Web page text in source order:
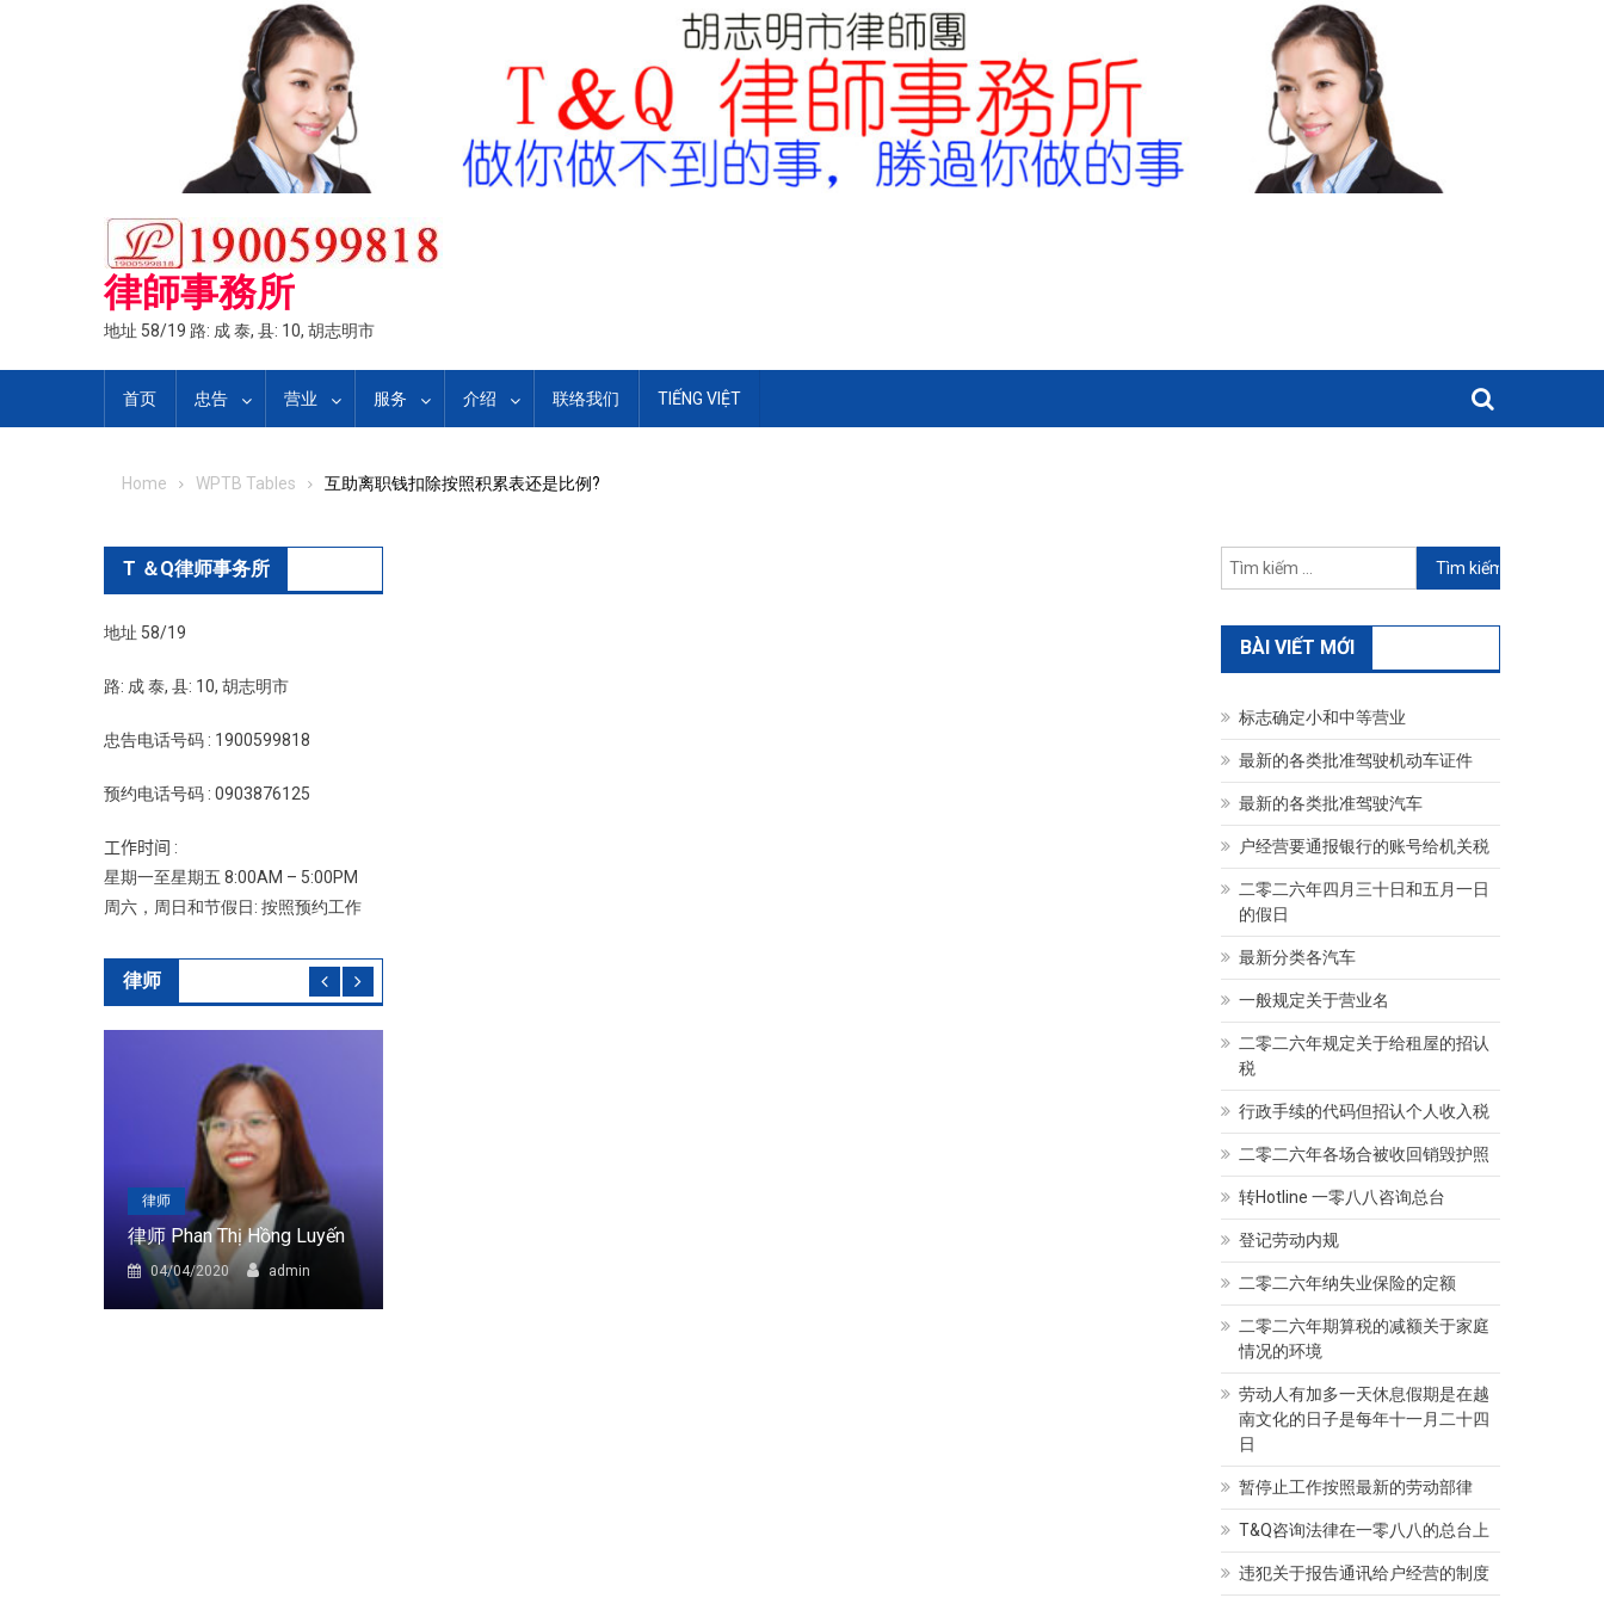
律師事務所
地址 58/19 路: 成 泰, 县: 10, 胡志明市
首页 忠告 营业 服务 介绍 联络我们 TIẾNG VIỆT
Home WPTB Tables 互助离职钱扣除按照积累表还是比例?
T ＆Q律师事务所
地址 58/19
路: 成 泰, 县: 10, 胡志明市
忠告电话号码 : 1900599818
预约电话号码 : 0903876125
工作时间 :
星期一至星期五 8:00AM – 5:00PM
周六，周日和节假日: 按照预约工作
律师
律师
律师 Phan Thị Hồng Luyến
04/04/2020 admin
律师
律师 Mộng Huyền
04/04/2020
Tìm
kiếm
BÀI VIẾT MỚI
标志确定小和中等营业
最新的各类批准驾驶机动车证件
最新的各类批准驾驶汽车
户经营要通报银行的账号给机关税
二零二六年四月三十日和五月一日
的假日
最新分类各汽车
一般规定关于营业名
二零二六年规定关于给租屋的招认
税
行政手续的代码但招认个人收入税
二零二六年各场合被收回销毁护照
转Hotline 一零八八咨询总台
登记劳动内规
二零二六年纳失业保险的定额
二零二六年期算税的减额关于家庭
情况的环境
劳动人有加多一天休息假期是在越
南文化的日子是每年十一月二十四
日
暂停止工作按照最新的劳动部律
T&Q咨询法律在一零八八的总台上
违犯关于报告通讯给户经营的制度